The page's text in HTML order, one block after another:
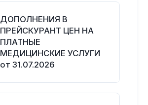
ДОПОЛНЕНИЯ В
ПРЕЙСКУРАНТ ЦЕН НА
ПЛАТНЫЕ
МЕДИЦИНСКИЕ УСЛУГИ
от 31.07.2026